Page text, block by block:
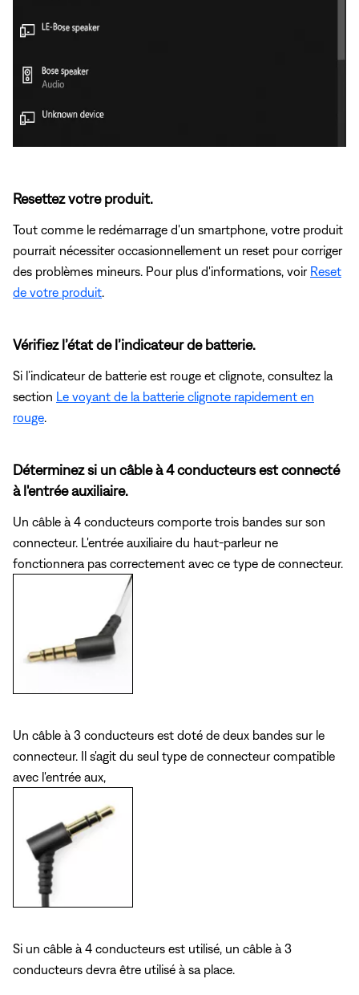
Resettez votre produit.
Tout comme le redémarrage d'un smartphone, votre produit
pourrait nécessiter occasionnellement un reset pour corriger
des problèmes mineurs. Pour plus d'informations, voir Reset
de votre produit.
Vérifiez l’état de l’indicateur de batterie.
Si l’indicateur de batterie est rouge et clignote, consultez la
section Le voyant de la batterie clignote rapidement en
rouge.
Déterminez si un câble à 4 conducteurs est connecté
à l'entrée auxiliaire.
Un câble à 4 conducteurs comporte trois bandes sur son
connecteur. L'entrée auxiliaire du haut-parleur ne
fonctionnera pas correctement avec ce type de connecteur.
Un câble à 3 conducteurs est doté de deux bandes sur le
connecteur. Il s'agit du seul type de connecteur compatible
avec l'entrée aux,
Si un câble à 4 conducteurs est utilisé, un câble à 3
conducteurs devra être utilisé à sa place.